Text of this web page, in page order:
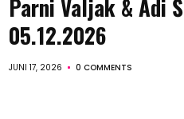
Parni Valjak & Adi
05.12.2026
JUNI 17, 2026 0 COMMENTS